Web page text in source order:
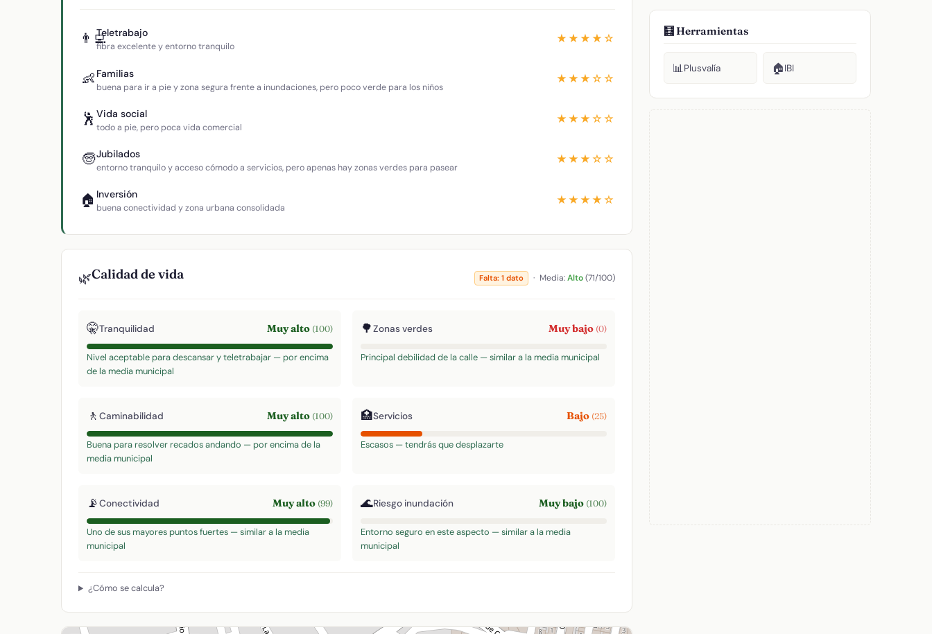
👨‍💻Teletrabajo
fibra excelente y entorno tranquilo
★★★★☆
👶 Familias
buena para ir a pie y zona segura frente a inundaciones, pero poco verde para los niños
★★★☆☆
🕺 Vida social
todo a pie, pero poca vida comercial
★★★☆☆
🧓Jubilados
entorno tranquilo y acceso cómodo a servicios, pero apenas hay zonas verdes para pasear
★★★☆☆
🏠 Inversión
buena conectividad y zona urbana consolidada
★★★★☆
🌿Calidad de vida Falta: 1 dato · Media:Alto(71/100)
🤫Tranquilidad Muy alto (100)
Nivel aceptable para descansar y teletrabajar — por encima
de la media municipal
🌳Zonas verdes Muy bajo (0)
Principal debilidad de la calle — similar a la media municipal
🚶 Caminabilidad Muy alto (100)
Buena para resolver recados andando — por encima de la
media municipal
🏥Servicios Bajo (25)
Escasos — tendrás que desplazarte
📡Conectividad Muy alto (99)
Uno de sus mayores puntos fuertes — similar a la media
municipal
🌊Riesgo inundación Muy bajo (100)
Entorno seguro en este aspecto — similar a la media
municipal
¿Cómo se calcula?
🧮 Herramientas
📊Plusvalía 🏠IBI